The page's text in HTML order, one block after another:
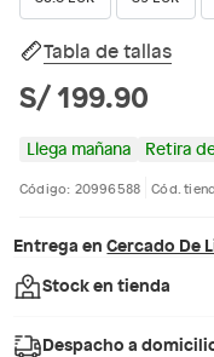
Tabla de tallas
S/ 199.90
Llega mañana Retira
Código: 20996588 Cód.
Entrega en Cercado De
Stock en tienda
Despacho a